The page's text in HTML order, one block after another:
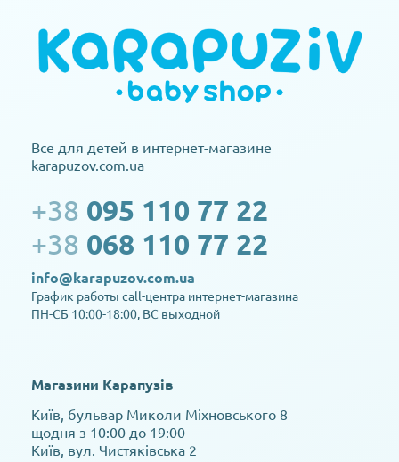
Все для детей в интернет-магазине
karapuzov.com.ua
+38 095 110 77 22
+38 068 110 77 22
info@karapuzov.com.ua
График работы call-центра интернет-магазина
ПН-СБ 10:00-18:00, ВС выходной
Магазини Карапузів
Київ, бульвар Миколи Міхновського 8
щодня з 10:00 до 19:00
Київ, вул. Чистяківська 2